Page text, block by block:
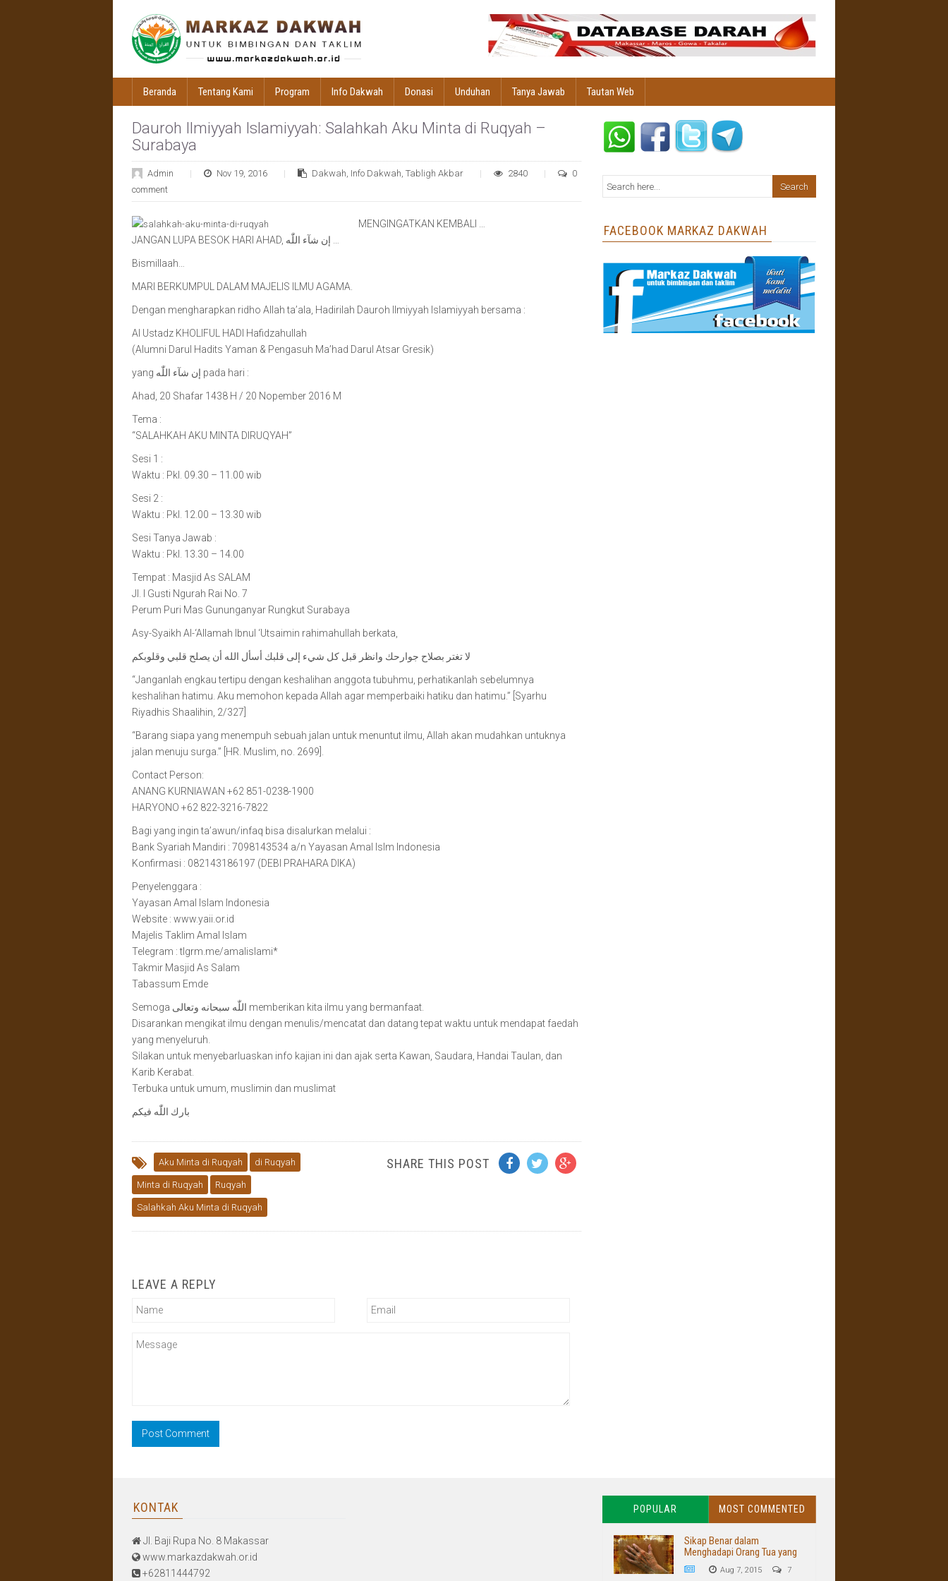
Beranda Tentang Kami Program Info Dakwah Donasi Unduhan Tanya Jawab Tautan Web
Dauroh Ilmiyyah Islamiyyah: Salahkah Aku Minta di Ruqyah –
Surabaya
Admin Nov 19, 2016 Dakwah, Info Dakwah, Tabligh Akbar 2840
0
comment
MENGINGATKAN KEMBALI …
Bismillaah…
MARI BERKUMPUL DALAM MAJELIS ILMU AGAMA.
Dengan mengharapkan ridho Allah ta’ala, Hadirilah Dauroh Ilmiyyah Islamiyyah bersama :
Al Ustadz KHOLIFUL HADI Hafidzahullah
(Alumni Darul Hadits Yaman & Pengasuh Ma’had Darul Atsar Gresik)
yang إن شآء اللّٰه pada hari :
Ahad, 20 Shafar 1438 H / 20 Nopember 2016 M
Tema :
“SALAHKAH AKU MINTA DIRUQYAH”
Sesi 1 :
Waktu : Pkl. 09.30 – 11.00 wib
Sesi 2 :
Waktu : Pkl. 12.00 – 13.30 wib
Sesi Tanya Jawab :
Waktu : Pkl. 13.30 – 14.00
Tempat : Masjid As SALAM
Jl. I Gusti Ngurah Rai No. 7
Perum Puri Mas Gununganyar Rungkut Surabaya
Asy-Syaikh Al-‘Allamah Ibnul ‘Utsaimin rahimahullah berkata,
لا تغتر بصلاح جوارحك وانظر قبل كل شيء إلى قلبك أسأل الله أن يصلح قلبي وقلوبكم
“Janganlah engkau tertipu dengan keshalihan anggota tubuhmu, perhatikanlah sebelumnya
keshalihan hatimu. Aku memohon kepada Allah agar memperbaiki hatiku dan hatimu.” [Syarhu
Riyadhis Shaalihin, 2/327]
“Barang siapa yang menempuh sebuah jalan untuk menuntut ilmu, Allah akan mudahkan untuknya
jalan menuju surga.” [HR. Muslim, no. 2699].
Contact Person:
ANANG KURNIAWAN +62 851-0238-1900
HARYONO +62 822-3216-7822
Bagi yang ingin ta’awun/infaq bisa disalurkan melalui :
Bank Syariah Mandiri : 7098143534 a/n Yayasan Amal Islm Indonesia
Konfirmasi : 082143186197 (DEBI PRAHARA DIKA)
Penyelenggara :
Yayasan Amal Islam Indonesia
Website : www.yaii.or.id
Majelis Taklim Amal Islam
Telegram : tlgrm.me/amalislami*
Takmir Masjid As Salam
Tabassum Emde
Semoga اللّٰه سبحانه وتعالى memberikan kita ilmu yang bermanfaat.
Disarankan mengikat ilmu dengan menulis/mencatat dan datang tepat waktu untuk mendapat faedah
yang menyeluruh.
Silakan untuk menyebarluaskan info kajian ini dan ajak serta Kawan, Saudara, Handai Taulan, dan
Karib Kerabat.
Terbuka untuk umum, muslimin dan muslimat
بارك اللّٰه فيكم
Aku Minta di Ruqyah di Ruqyah
Minta di Ruqyah Ruqyah
Salahkah Aku Minta di Ruqyah
SHARE THIS POST
LEAVE A REPLY
FACEBOOK MARKAZ DAKWAH
KONTAK
Jl. Baji Rupa No. 8 Makassar
www.markazdakwah.or.id
+62811444792
POPULAR MOST COMMENTED
Sikap Benar dalam
Menghadapi Orang Tua yang
Buruk dan Kasar
Aug 7, 2015 7